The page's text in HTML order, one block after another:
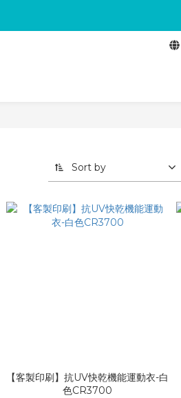
Sort by
【客製印刷】抗UV快乾機能運動衣-白
色CR3700